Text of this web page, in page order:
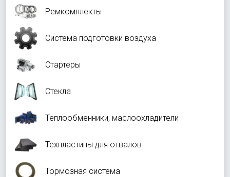
Ремкомплекты
Система подготовки воздуха
Стартеры
Стекла
Теплообменники, маслоохладители
Техпластины для отвалов
Тормозная система